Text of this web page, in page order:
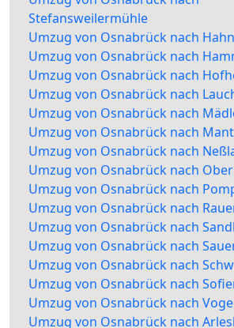
Stefansweilermühle
Umzug von Osnabrück nach
Umzug von Osnabrück nach
Umzug von Osnabrück nach
Umzug von Osnabrück nach
Umzug von Osnabrück nach
Umzug von Osnabrück nach
Umzug von Osnabrück nach
Umzug von Osnabrück nach
Umzug von Osnabrück nach
Umzug von Osnabrück nach
Umzug von Osnabrück nach
Umzug von Osnabrück nach
Umzug von Osnabrück nach
Umzug von Osnabrück nach
Umzug von Osnabrück nach
Umzug von Osnabrück nach